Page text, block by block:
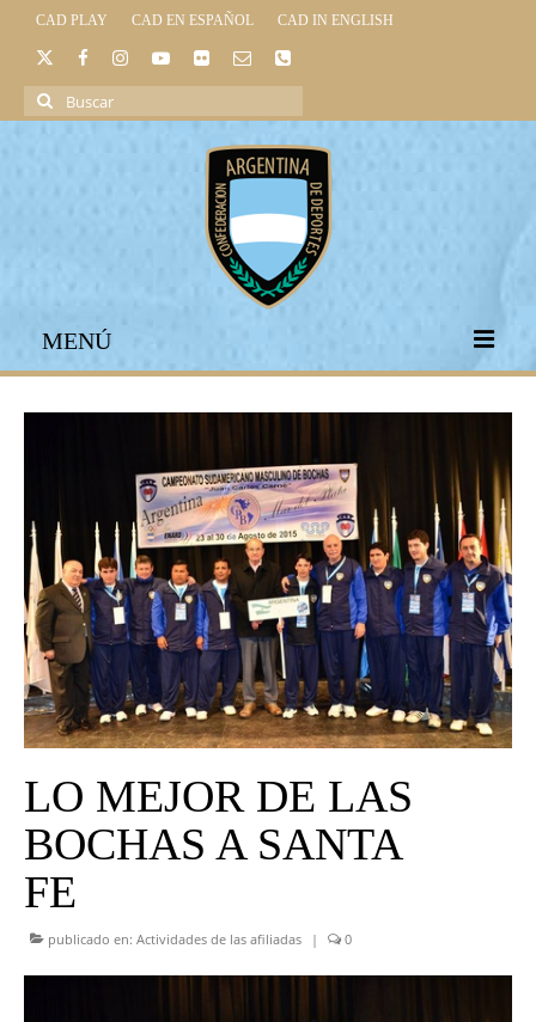
CAD PLAY CAD EN ESPAÑOL CAD IN ENGLISH
Buscar
por:
MENÚ
INICIO
LEGISLACIÓN DEPORTIVA
UNIVERSO CAD
NOTICIAS
CAD MEDIA
CAD FEDERAL
LO MEJOR DE LAS
BOCHAS A SANTA
FE
publicado en: Actividades de las afiliadas | 0